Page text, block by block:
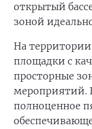
открытый
зоной
На территории
площадки с
просторные
мероприятий.
полноценное